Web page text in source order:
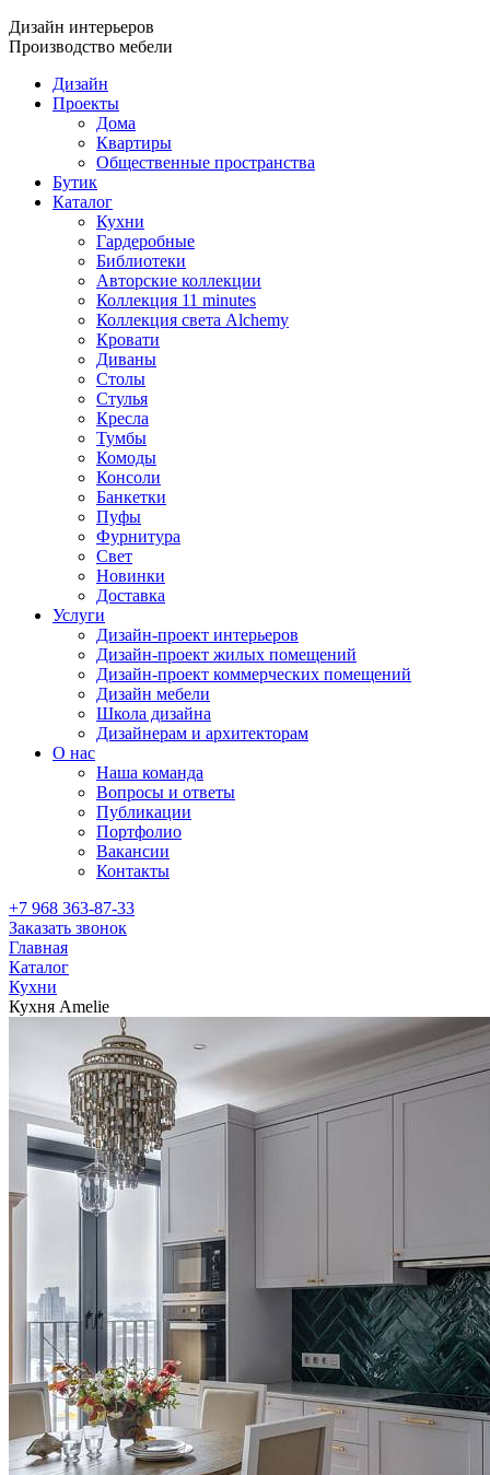
Дизайн интерьеров
Производство мебели
Дизайн
Проекты
Дома
Квартиры
Общественные пространства
Бутик
Каталог
Кухни
Гардеробные
Библиотеки
Авторские коллекции
Коллекция 11 minutes
Коллекция света Alchemy
Кровати
Диваны
Столы
Стулья
Кресла
Тумбы
Комоды
Консоли
Банкетки
Пуфы
Фурнитура
Свет
Новинки
Доставка
Услуги
Дизайн-проект интерьеров
Дизайн-проект жилых помещений
Дизайн-проект коммерческих помещений
Дизайн мебели
Школа дизайна
Дизайнерам и архитекторам
О нас
Наша команда
Вопросы и ответы
Публикации
Портфолио
Вакансии
Контакты
+7 968 363-87-33
Заказать звонок
Главная
Каталог
Кухни
Кухня Amelie